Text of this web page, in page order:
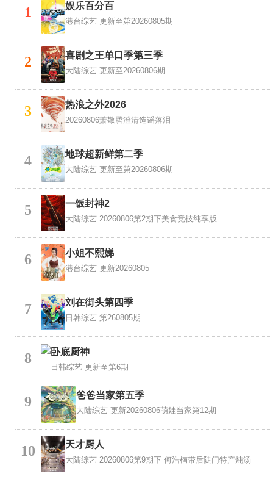
1 娱乐百分百
港台综艺 更新至第20260805期
2 喜剧之王单口季第三季
大陆综艺 更新至20260806期
3 热浪之外2026
20260806萧敬腾澄清造谣落泪
4 地球超新鲜第二季
大陆综艺 更新至第20260806期
5 一饭封神2
大陆综艺 20260806第2期下美食竞技纯享版
6 小姐不熙娣
港台综艺 更新20260805
7 刘在街头第四季
日韩综艺 第260805期
8 卧底厨神
日韩综艺 更新至第6期
9 爸爸当家第五季
大陆综艺 更新20260806萌娃当家第12期
10 天才厨人
大陆综艺 20260806第9期下 何浩楠带后陡门特产炖汤